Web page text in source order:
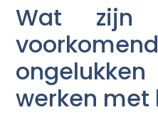
Wat zijn
werken met